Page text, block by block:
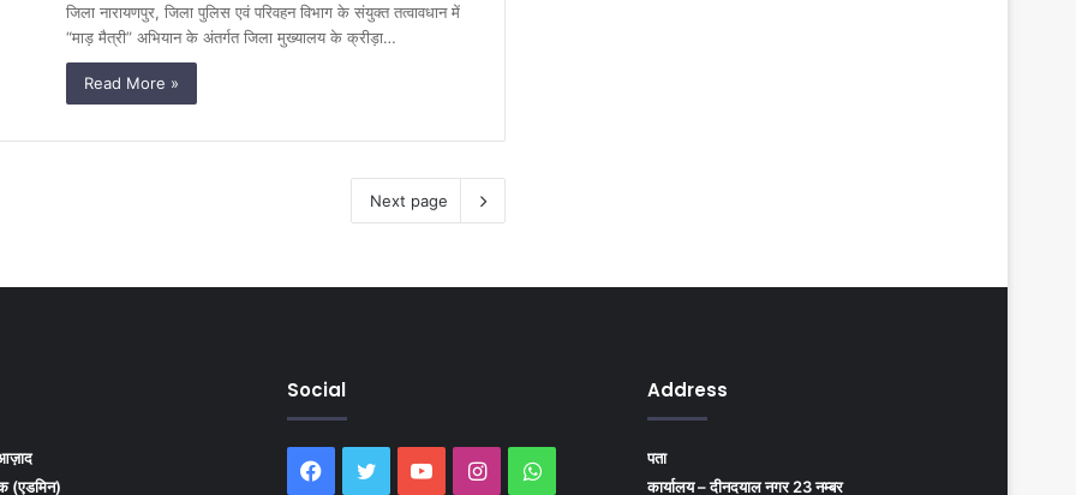
जिला नारायणपुर, जिला पुलिस एवं परिवहन विभाग के संयुक्त तत्वावधान में
“माड़ मैत्री” अभियान के अंतर्गत जिला मुख्यालय के क्रीड़ा…
Read More »
Next page
(एडमिन)
Social
Facebook
Twitter YouTubeInstagramWhatsApp
Address
पता
कार्यालय – दीनदयाल नगर 23 नम्बर